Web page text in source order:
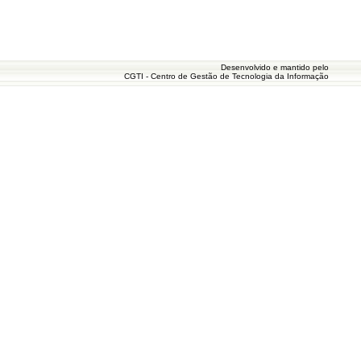
Desenvolvido e mantido pelo
CGTI - Centro de Gestão de Tecnologia da Informação